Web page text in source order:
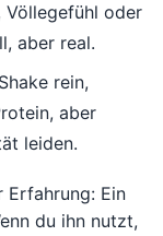
Völlegefühl oder
aber real.
rein,
aber
leiden.
Erfahrung: Ein
du ihn nutzt,